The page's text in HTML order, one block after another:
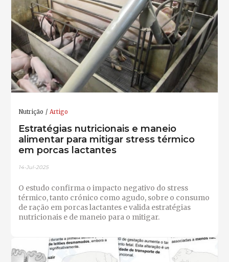
Nutrição Artigo
Estratégias nutricionais e maneio
alimentar para mitigar stress térmico
em porcas lactantes
14-Jul-2025
O estudo confirma o impacto negativo do stress
térmico, tanto crónico como agudo, sobre o consumo
de ração em porcas lactantes e valida estratégias
nutricionais e de maneio para o mitigar.